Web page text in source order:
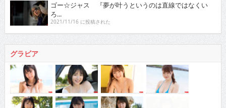
ゴー☆ジャス 『夢が叶うというのは直線ではなくい
ろ...
2021/11/16 に投稿された
グラビア